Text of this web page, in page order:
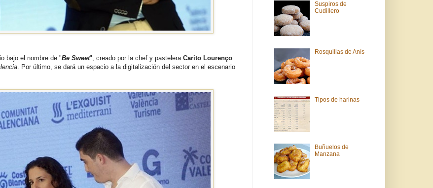
bajo el nombre de "Be Sweet", creado por la chef y pastelera Carito Lourenço
. Por último, se dará un espacio a la digitalización del sector en el escenario
Suspiros de
Cudillero
Rosquillas de Anís
Tipos de harinas
Buñuelos de
Manzana